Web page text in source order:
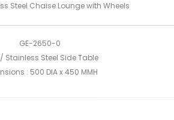
Steel Chaise Lounge with Wheels
GE-2650-0
Stainless Steel Side Table
: 500 DIA x 450 MMH